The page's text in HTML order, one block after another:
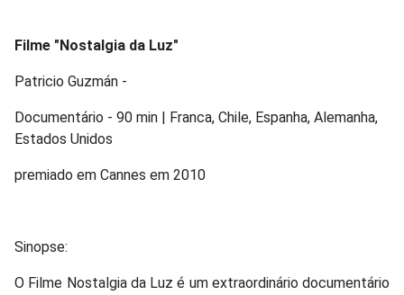
Filme "Nostalgia da Luz"
Patricio Guzmán -
Documentário - 90 min | Franca, Chile, Espanha, Alemanha,
Estados Unidos
premiado em Cannes em 2010
Sinopse:
O Filme Nostalgia da Luz é um extraordinário documentário